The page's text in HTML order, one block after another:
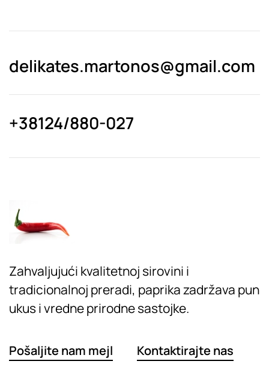
delikates.martonos@gmail.com
+38124/880-027
Zahvaljujući kvalitetnoj sirovini i
tradicionalnoj preradi, paprika zadržava pun
ukus i vredne prirodne sastojke.
Pošaljite nam mejl Kontaktirajte nas